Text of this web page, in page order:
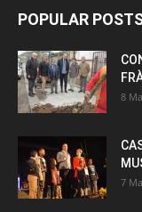
POPULAR
8
7